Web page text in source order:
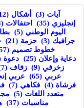
آيات (3) أشكال (12)
إنجليزي (35) احتفالات (18)
اليوم الوطني (5)
جرافيك (3) حزمة (21)
خطوط تصميم (57)
دعاية وإعلان (25) دعوة
زخرفي (9) زفاف (7)
عربي (65) عربي
فرشاة (4) فكاهي (7)
متعدد اللغات (5)
مناسبات (37)